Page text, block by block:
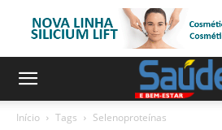
Início Tags Selenoproteínas